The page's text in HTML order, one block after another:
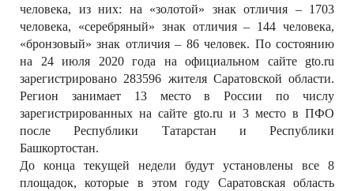
человека, из них: на «золотой» знак отличия – 1703
человека, «серебряный» знак отличия – 144 человека,
«бронзовый» знак отличия – 86 человек. По состоянию
на 24 июля 2020 года на официальном сайте gto.ru
зарегистрировано 283596 жителя Саратовской области.
Регион занимает 13 место в России по числу
зарегистрированных на сайте gto.ru и 3 место в ПФО
после Республики Татарстан и Республики
Башкортостан.
До конца текущей недели будут установлены все 8
площадок, которые в этом году Саратовская область